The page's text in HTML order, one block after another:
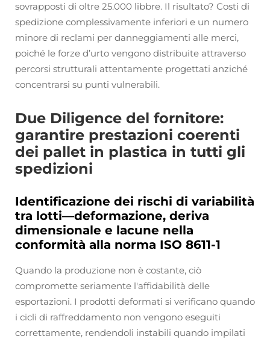
sovrapposti di oltre 25.000 libbre. Il risultato? Costi di
spedizione complessivamente inferiori e un numero
minore di reclami per danneggiamenti alle merci,
poiché le forze d’urto vengono distribuite attraverso
percorsi strutturali attentamente progettati anziché
concentrarsi su punti vulnerabili.
Due Diligence del fornitore:
garantire prestazioni coerenti
dei pallet in plastica in tutti gli
spedizioni
Identificazione dei rischi di variabilità
tra lotti—deformazione, deriva
dimensionale e lacune nella
conformità alla norma ISO 8611-1
Quando la produzione non è costante, ciò
compromette seriamente l'affidabilità delle
esportazioni. I prodotti deformati si verificano quando
i cicli di raffreddamento non vengono eseguiti
correttamente, rendendoli instabili quando impilati